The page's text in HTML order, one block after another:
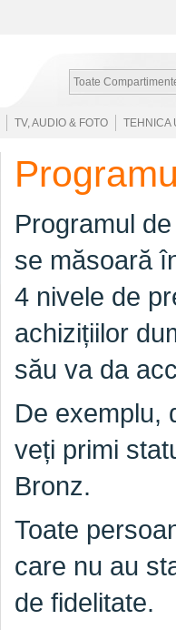
Toate
TV, AUDIO & FOTO TEHNICA
Programul
se măsoară
4 nivele de
achizițiilor
său va da
De exemplu,
veți primi
Bronz.
Toate
care nu au
de fidelitate.